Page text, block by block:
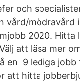
och
vård/mödravård
2020. Hitta
att läsa mer
en 9 lediga
att hitta